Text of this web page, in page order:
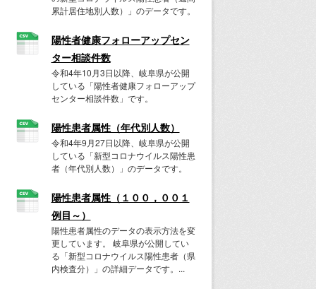
累計居住地別人数）」のデータです。
陽性者健康フォローアップセン
ター相談件数
令和4年10月3日以降、岐阜県が公開
している「陽性者健康フォローアップ
センター相談件数」です。
陽性患者属性（年代別人数）
令和4年9月27日以降、岐阜県が公開
している「新型コロナウイルス陽性患
者（年代別人数）」のデータです。
陽性患者属性（１００，００１
例目～）
陽性患者属性のデータの表示方法を変
更しています。 岐阜県が公開してい
る「新型コロナウイルス陽性患者（県
内検査分）」の詳細データです。...